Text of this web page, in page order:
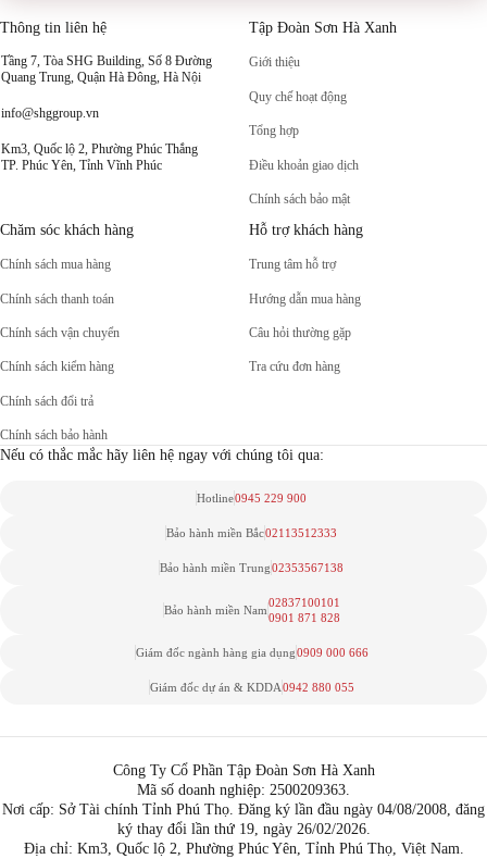
Thông tin liên hệ
Tầng 7, Tòa SHG Building, Số 8 Đường
Quang Trung, Quận Hà Đông, Hà Nội
info@shggroup.vn
Km3, Quốc lộ 2, Phường Phúc Thắng
TP. Phúc Yên, Tỉnh Vĩnh Phúc
Tập Đoàn Sơn Hà Xanh
Giới thiệu
Quy chế hoạt động
Tổng hợp
Điều khoản giao dịch
Chính sách bảo mật
Chăm sóc khách hàng
Chính sách mua hàng
Chính sách thanh toán
Chính sách vận chuyển
Chính sách kiểm hàng
Chính sách đổi trả
Chính sách bảo hành
Hỗ trợ khách hàng
Trung tâm hỗ trợ
Hướng dẫn mua hàng
Câu hỏi thường gặp
Tra cứu đơn hàng
Nếu có thắc mắc hãy liên hệ ngay với chúng tôi qua:
Hotline0945 229 900
Bảo hành miền Bắc02113512333
Bảo hành miền Trung02353567138
Bảo hành miền Nam
02837100101
0901 871 828
Giám đốc ngành hàng gia dụng0909 000 666
Giám đốc dự án & KDDA0942 880 055
Công Ty Cổ Phần Tập Đoàn Sơn Hà Xanh
Mã số doanh nghiệp: 2500209363.
Nơi cấp: Sở Tài chính Tỉnh Phú Thọ. Đăng ký lần đầu ngày 04/08/2008, đăng
ký thay đổi lần thứ 19, ngày 26/02/2026.
Địa chỉ: Km3, Quốc lộ 2, Phường Phúc Yên, Tỉnh Phú Thọ, Việt Nam.